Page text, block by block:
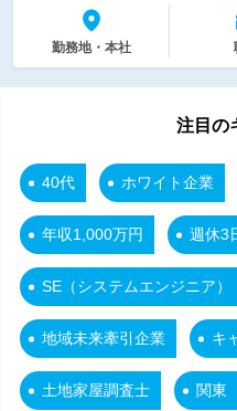
勤務地・本社
注目の
40代 ホワイト企業
年収1,000万円 週休3
SE（システムエンジニア）
地域未来牽引企業 キ
土地家屋調査士 関東